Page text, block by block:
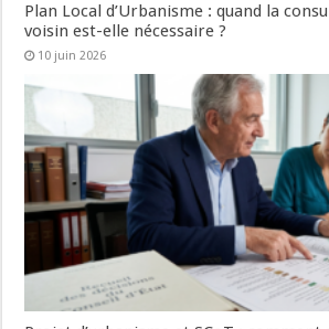
Plan Local d’Urbanisme : quand la
voisin est-elle nécessaire ?
10 juin 2026